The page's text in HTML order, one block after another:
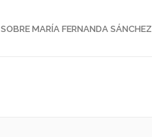
SOBRE MARÍA FERNANDA SÁNCHEZ